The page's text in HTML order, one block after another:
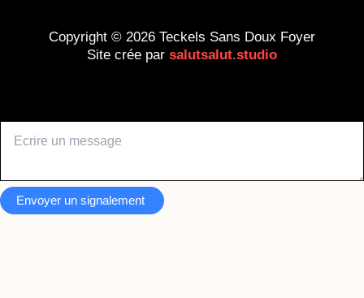
Copyright © 2026 Teckels Sans Doux Foyer
Site crée par salutsalut.studio